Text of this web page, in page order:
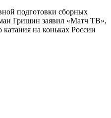
подготовки сборных
Гришин заявил «Матч ТВ»,
на коньках России